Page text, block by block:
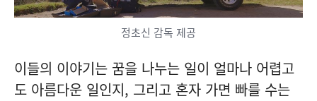
정초신 감독 제공
이들의 이야기는 꿈을 나누는 일이 얼마나 어렵고
도 아름다운 일인지, 그리고 혼자 가면 빠를 수는